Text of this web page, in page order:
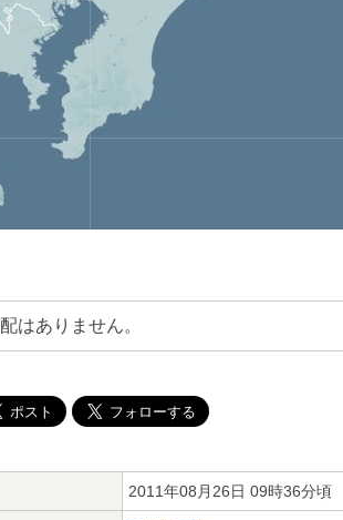
はありません。
2011年08月26日 09時36分頃